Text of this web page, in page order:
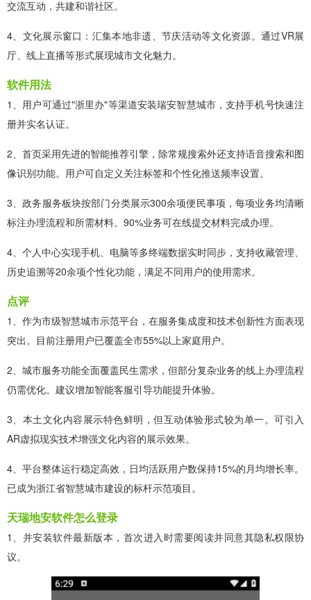
交流互动，共建和谐社区。
4、文化展示窗口：汇集本地非遗、节庆活动等文化资源。通过VR展
厅、线上直播等形式展现城市文化魅力。
软件用法
1、用户可通过"浙里办"等渠道安装瑞安智慧城市，支持手机号快速注
册并实名认证。
2、首页采用先进的智能推荐引擎，除常规搜索外还支持语音搜索和图
像识别功能。用户可自定义关注标签和个性化推送频率设置。
3、政务服务板块按部门分类展示300余项便民事项，每项业务均清晰
标注办理流程和所需材料。90%业务可在线提交材料完成办理。
4、个人中心实现手机、电脑等多终端数据实时同步，支持收藏管理、
历史追溯等20余项个性化功能，满足不同用户的使用需求。
点评
1、作为市级智慧城市示范平台，在服务集成度和技术创新性方面表现
突出。目前注册用户已覆盖全市55%以上家庭用户。
2、城市服务功能全面覆盖民生需求，但部分复杂业务的线上办理流程
仍需优化。建议增加智能客服引导功能提升体验。
3、本土文化内容展示特色鲜明，但互动体验形式较为单一。可引入
AR虚拟现实技术增强文化内容的展示效果。
4、平台整体运行稳定高效，日均活跃用户数保持15%的月均增长率。
已成为浙江省智慧城市建设的标杆示范项目。
天瑞地安软件怎么登录
1、并安装软件最新版本，首次进入时需要阅读并同意其隐私权限协
议。